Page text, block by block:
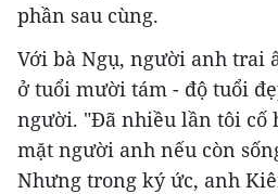
phần sau cùng.
Với bà Ngụ, người anh trai
ở tuổi mười tám - độ tuổi
người. "Đã nhiều lần tôi cố
mặt người anh nếu còn
Nhưng trong ký ức, anh